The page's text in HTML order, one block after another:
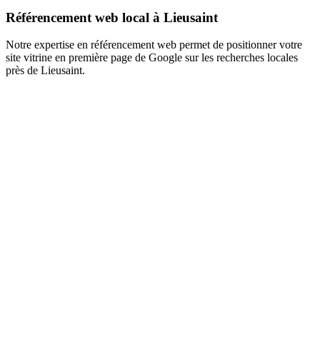
Référencement web local à Lieusaint
Notre expertise en référencement web permet de positionner votre
site vitrine en première page de Google sur les recherches locales
près de Lieusaint.